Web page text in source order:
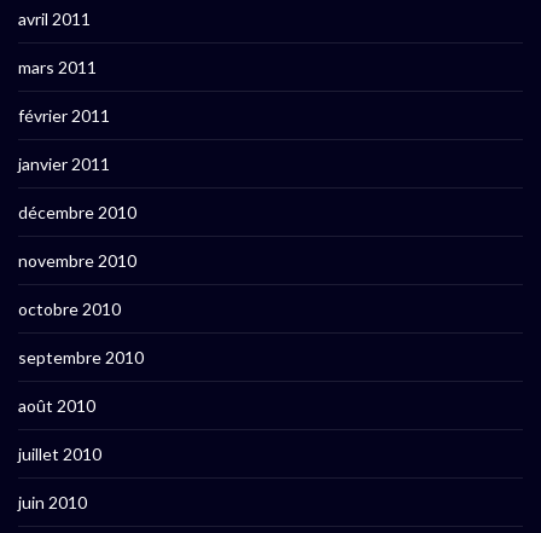
avril 2011
mars 2011
février 2011
janvier 2011
décembre 2010
novembre 2010
octobre 2010
septembre 2010
août 2010
juillet 2010
juin 2010